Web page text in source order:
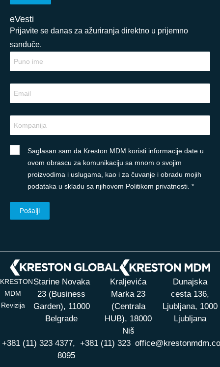
eVesti
Prijavite se danas za ažuriranja direktno u prijemno
sanduče.
Saglasan sam da Kreston MDM koristi informacije date u
ovom obrascu za komunikaciju sa mnom o svojim
proizvodima i uslugama, kao i za čuvanje i obradu mojih
podataka u skladu sa njihovom Politikom privatnosti. *
KRESTON
MDM
Revizija
Starine Novaka
23 (Business
Garden), 11000
Belgrade
Kraljevića
Marka 23
(Centrala
HUB), 18000
Niš
Dunajska
cesta 136,
Ljubljana, 1000
Ljubljana
+381 (11) 323 4377,+381 (11) 323
8095